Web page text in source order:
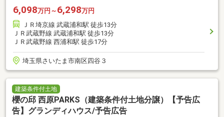
6,098万円～ 6,298万円
ＪＲ埼京線 武蔵浦和駅 徒歩13分
ＪＲ武蔵野線 武蔵浦和駅 徒歩13分
ＪＲ武蔵野線 西浦和駅 徒歩17分
埼玉県さいたま市南区四谷３
建築条件付土地
櫻の邱 西原PARKS（建築条件付土地分譲）【予告広
告】グランディハウス/予告広告